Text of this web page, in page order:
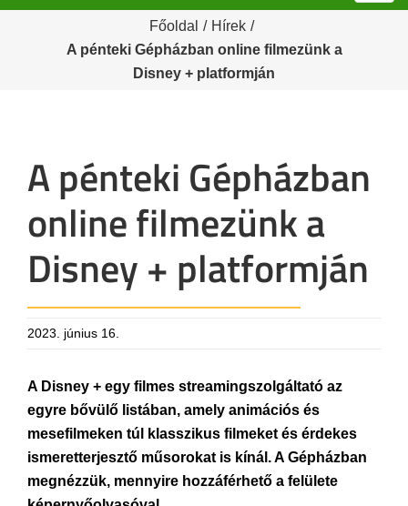
Főoldal / Hírek /
A pénteki Gépházban online filmezünk a
Disney + platformján
A pénteki Gépházban
online filmezünk a
Disney + platformján
2023. június 16.
A Disney + egy filmes streamingszolgáltató az
egyre bővülő listában, amely animációs és
mesefilmeken túl klasszikus filmeket és érdekes
ismeretterjesztő műsorokat is kínál. A Gépházban
megnézzük, mennyire hozzáférhető a felülete